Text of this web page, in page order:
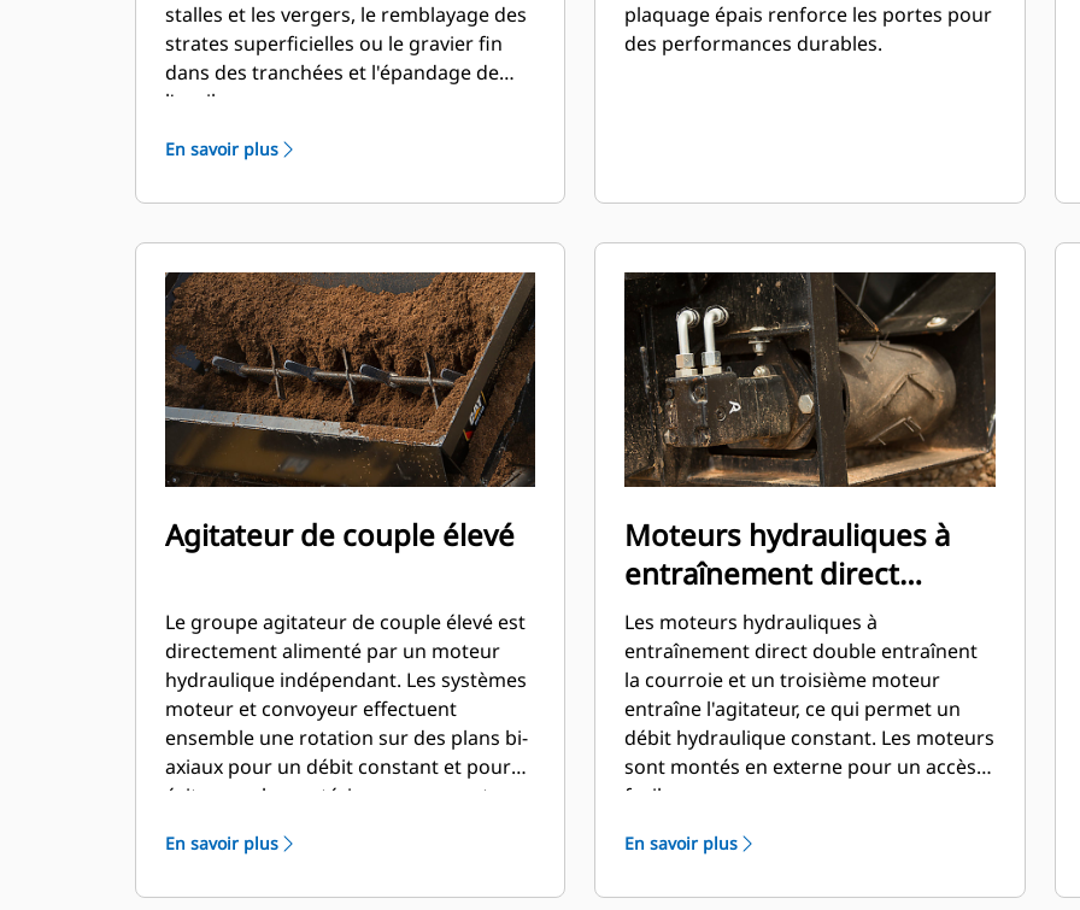
stalles et les vergers, le remblayage des
strates superficielles ou le gravier fin
dans des tranchées et l'épandage de
l'ensilage.
En savoir plus
plaquage épais renforce les portes pour
des performances durables.
Agitateur de couple élevé
Le groupe agitateur de couple élevé est
directement alimenté par un moteur
hydraulique indépendant. Les systèmes
moteur et convoyeur effectuent
ensemble une rotation sur des plans bi-
axiaux pour un débit constant et pour
éviter que les matériaux ne passent
En savoir plus
Moteurs hydrauliques à
entraînement direct
double
Les moteurs hydrauliques à
entraînement direct double entraînent
la courroie et un troisième moteur
entraîne l'agitateur, ce qui permet un
débit hydraulique constant. Les moteurs
sont montés en externe pour un accès
facile.
En savoir plus